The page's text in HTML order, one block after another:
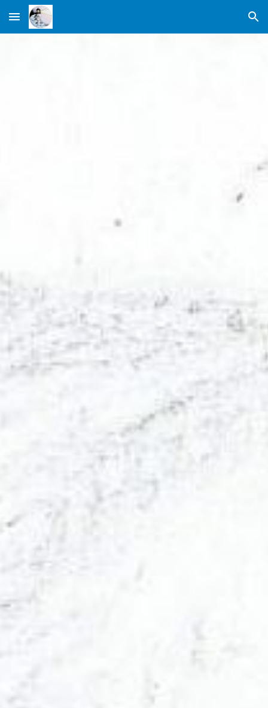
Skip to main content Skip to navigation